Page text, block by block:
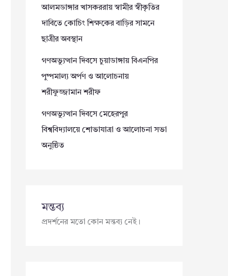
আলমডাঙ্গার খাসকররায় স্বামীর স্বীকৃতির
দাবিতে কোচিং শিক্ষকের বাড়ির সামনে
ছাত্রীর অবস্থান
গণঅভ্যুত্থান দিবসে চুয়াডাঙ্গায় বিএনপির
পুষ্পমাল্য অর্পণ ও আলোচনায়
শরীফুজ্জামান শরীফ
গণঅভ্যুত্থান দিবসে মেহেরপুর
বিশ্ববিদ্যালয়ে শোভাযাত্রা ও আলোচনা সভা
অনুষ্ঠিত
মন্তব্য
প্রদর্শনের মতো কোন মন্তব্য নেই।